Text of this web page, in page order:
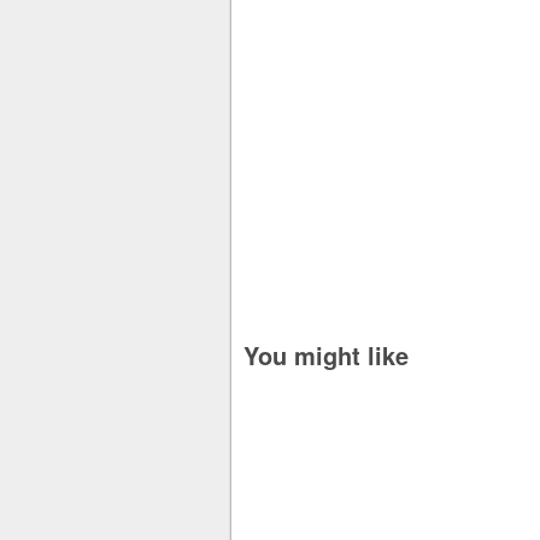
You might like